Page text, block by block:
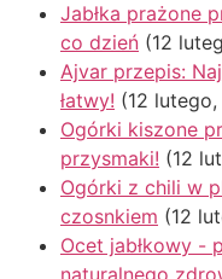
Jabłka prażone
co dzień (12
Ajvar przepis:
łatwy! (12
Ogórki kiszone
przysmaki! (12
Ogórki z chili w
czosnkiem (12
Ocet jabłkowy -
naturalnego